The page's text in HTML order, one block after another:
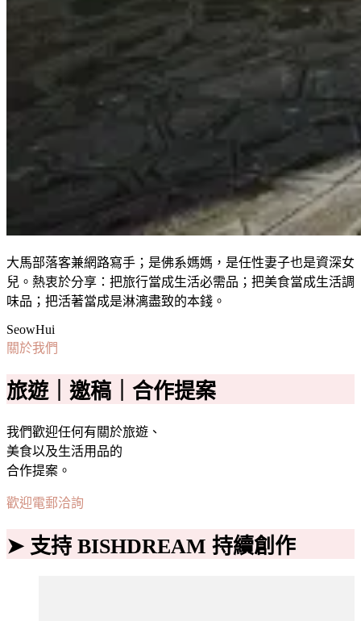
大馬部落客兼網路寫手；是佛系媽媽，是任性妻子也是資深女
兒。熱衷於分享：把旅行當成生活必需品；把美食當成生活調
味品；把活著當成是淋漓盡致的本錢。
SeowHui
關於我們
旅遊｜邀稿｜合作提案
我們歡迎任何有關於旅遊、
美食以及生活用品的
合作提案。
歡迎電郵洽詢
➤ 支持 BISHDREAM 持續創作